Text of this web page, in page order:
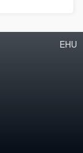
EHU